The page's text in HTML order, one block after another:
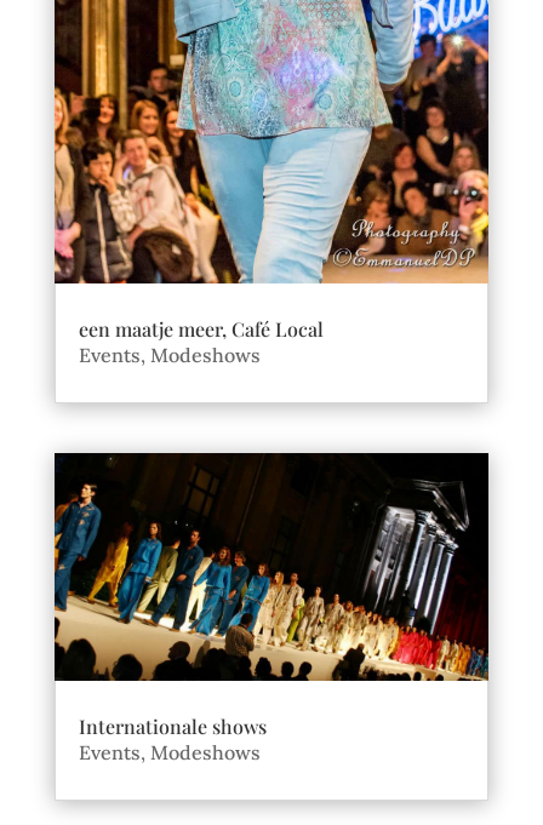
een maatje meer, Café Local
Events, Modeshows
Internationale shows
Events, Modeshows